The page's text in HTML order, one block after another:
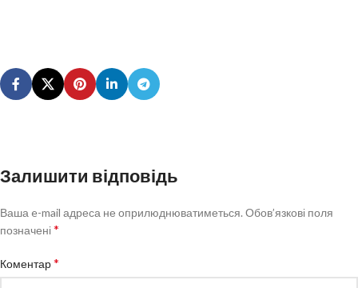
Залишити відповідь
Ваша e-mail адреса не оприлюднюватиметься. Обов’язкові поля
позначені*
Коментар*